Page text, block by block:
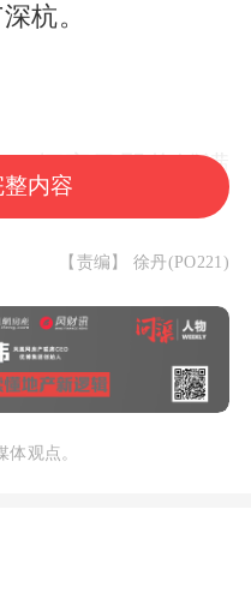
杭。
辆宝马即将铺满
？逛街叫车没面
前几天刷了很多
频：有人开着一
，尘土飞扬，场
内容
【责编】 徐丹(PO221)
观点。